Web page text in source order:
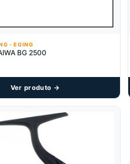
- EGING
BG 2500
Ver produto →